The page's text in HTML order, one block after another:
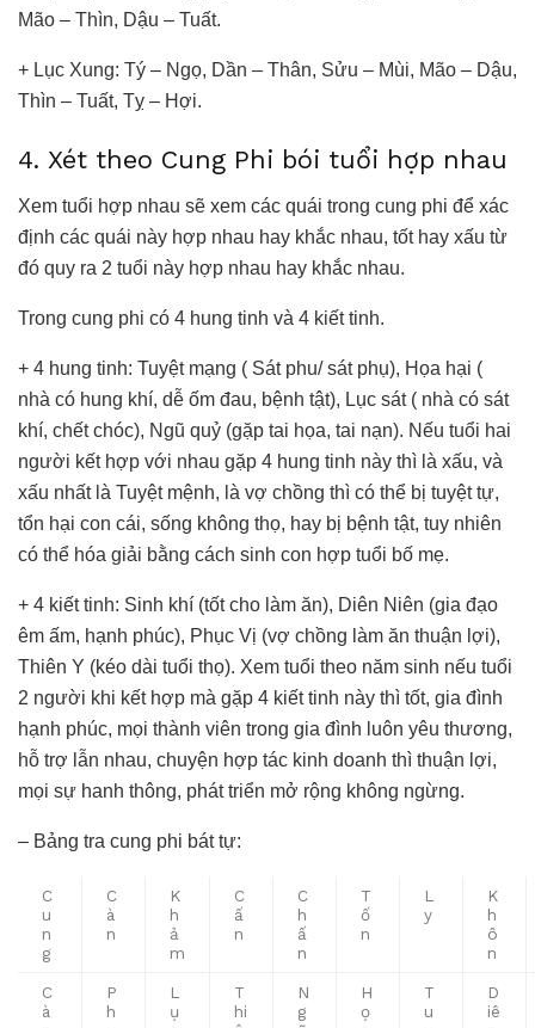
Mão – Thìn, Dậu – Tuất.
+ Lục Xung: Tý – Ngọ, Dần – Thân, Sửu – Mùi, Mão – Dậu,
Thìn – Tuất, Tỵ – Hợi.
4. Xét theo Cung Phi bói tuổi hợp nhau
Xem tuổi hợp nhau sẽ xem các quái trong cung phi để xác
định các quái này hợp nhau hay khắc nhau, tốt hay xấu từ
đó quy ra 2 tuổi này hợp nhau hay khắc nhau.
Trong cung phi có 4 hung tinh và 4 kiết tinh.
+ 4 hung tinh: Tuyệt mạng ( Sát phu/ sát phụ), Họa hại (
nhà có hung khí, dễ ốm đau, bệnh tật), Lục sát ( nhà có sát
khí, chết chóc), Ngũ quỷ (gặp tai họa, tai nạn). Nếu tuổi hai
người kết hợp với nhau gặp 4 hung tinh này thì là xấu, và
xấu nhất là Tuyệt mệnh, là vợ chồng thì có thể bị tuyệt tự,
tổn hại con cái, sống không thọ, hay bị bệnh tật, tuy nhiên
có thể hóa giải bằng cách sinh con hợp tuổi bố mẹ.
+ 4 kiết tinh: Sinh khí (tốt cho làm ăn), Diên Niên (gia đạo
êm ấm, hạnh phúc), Phục Vị (vợ chồng làm ăn thuận lợi),
Thiên Y (kéo dài tuổi thọ). Xem tuổi theo năm sinh nếu tuổi
2 người khi kết hợp mà gặp 4 kiết tinh này thì tốt, gia đình
hạnh phúc, mọi thành viên trong gia đình luôn yêu thương,
hỗ trợ lẫn nhau, chuyện hợp tác kinh doanh thì thuận lợi,
mọi sự hanh thông, phát triển mở rộng không ngừng.
– Bảng tra cung phi bát tự:
C
u
n
g
C
à
n
K
h
ả
m
C
ấ
n
C
h
ấ
n
T
ố
n
L
y
K
h
ô
n
C
à
P
h
L
ụ
T
hi
N
g
H
ọ
T
u
D
iê